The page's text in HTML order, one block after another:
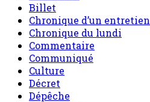
Billet
Chronique d’un entretien
Chronique du lundi
Commentaire
Communiqué
Culture
Décret
Dépêche